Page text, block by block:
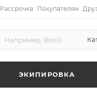
Рассрочка Покупателям
ЭКИПИРОВКА